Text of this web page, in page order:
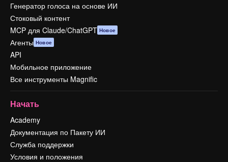
Генератор голоса на основе ИИ
Стоковый контент
MCP для Claude/ChatGPT Новое
Агенты Новое
API
Мобильное приложение
Все инструменты Magnific
Начать
Academy
Документация по Пакету ИИ
Служба поддержки
Условия и положения